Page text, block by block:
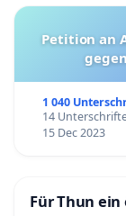
Petition an
1 040
14
15 Dec 2023
Für Thun